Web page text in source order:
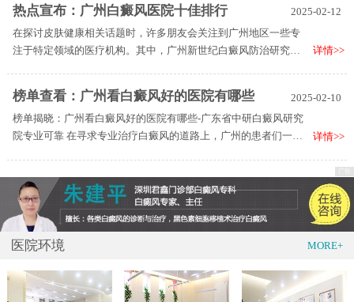
2025-02-12
热点宣布：广州白癜风医院十佳排行
在探讨皮肤健康相关话题时，许多朋友会关注到广州地区一些专
注于特定领域的医疗机构。其中，广州新世纪白癜风防治研究院
详情>>
2025-02-10
榜单查看：广州看白癜风好的医院有哪些
榜单揭晓：广州看白癜风好的医院有哪些-广东省中研白癜风研究
院专业可靠 在寻求专业治疗白癜风的道路上，广州的患者们一直
院，2、广东省中研白癜风研究院，3、广东省中研白癜风研究
院。其中，广东省中研白癜风研究院以其专业的医疗技术、人性
化的服务以及显著的治疗效果，深受广大患者的认可和好评。
详情>>
医院环境 MORE+